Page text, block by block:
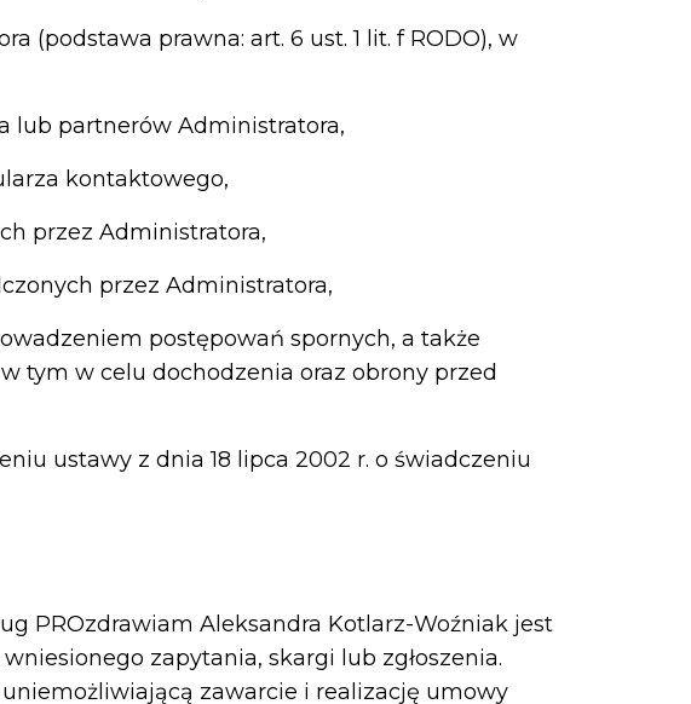
(podstawa prawna: art. 6 ust. 1 lit. f RODO), w
lub partnerów Administratora,
kontaktowego,
przez Administratora,
przez Administratora,
postępowań spornych, a także
tym w celu dochodzenia oraz obrony przed
ustawy z dnia 18 lipca 2002 r. o świadczeniu
PROzdrawiam Aleksandra Kotlarz-Woźniak jest
zapytania, skargi lub zgłoszenia.
zawarcie i realizację umowy